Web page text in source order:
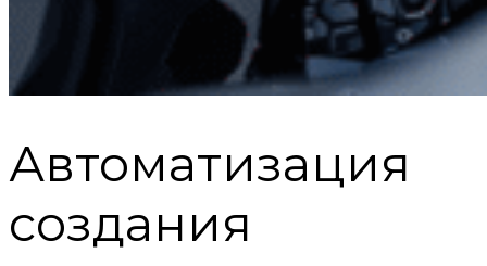
Автоматизация
создания